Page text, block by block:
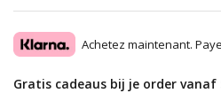
Achetez maintenant.
Gratis cadeaus bij je order vanaf